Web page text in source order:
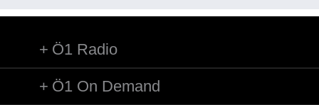
Natur und Landwirtschaft
Ö1 Radio
Ö1 On Demand